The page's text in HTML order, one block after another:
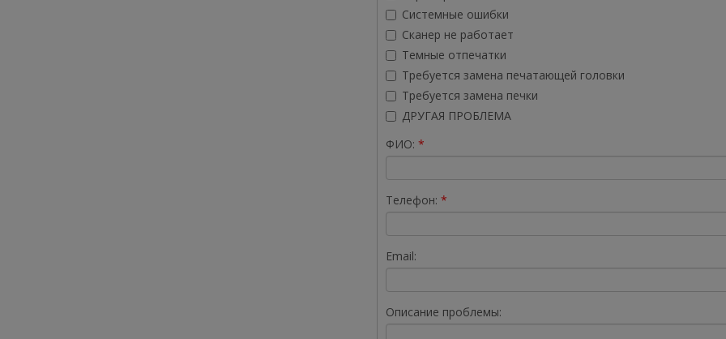
Системные ошибки
Сканер не работает
Темные отпечатки
Требуется замена печатающей головки
Требуется замена печки
ДРУГАЯ ПРОБЛЕМА
ФИО:
Телефон:
Email:
Описание проблемы: